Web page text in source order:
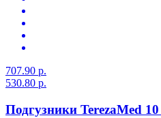
707.90 р.
530.80 р.
Подгузники TerezaMed